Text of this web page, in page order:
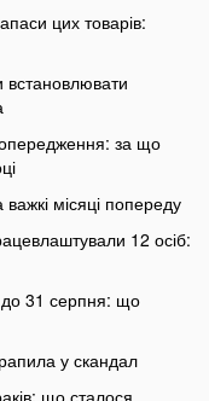
цих товарів:
встановлювати
за що
місяці попереду
12 осіб:
31 серпня: що
у скандал